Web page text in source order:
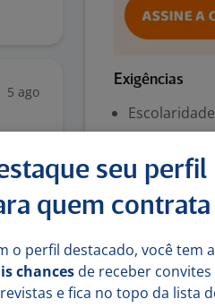
5 ago
Exigências
Benefícios
seu perfil
quem contrata
o perfil destacado, você tem
chances de receber convites
e fica no topo da lista